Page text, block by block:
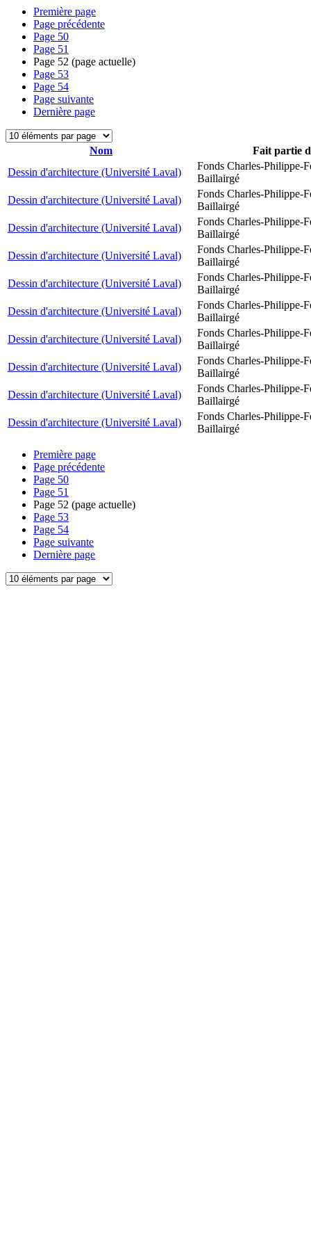
Première page
Page précédente
Page 50
Page 51
Page 52 (page actuelle)
Page 53
Page 54
Page suivante
Dernière page
Nom
Fait partie
Dessin d'architecture (Université Laval)
Fonds Charles-Philippe-
Baillairgé
Dessin d'architecture (Université Laval)
Fonds Charles-Philippe-
Baillairgé
Dessin d'architecture (Université Laval)
Fonds Charles-Philippe-
Baillairgé
Dessin d'architecture (Université Laval)
Fonds Charles-Philippe-
Baillairgé
Dessin d'architecture (Université Laval)
Fonds Charles-Philippe-
Baillairgé
Dessin d'architecture (Université Laval)
Fonds Charles-Philippe-
Baillairgé
Dessin d'architecture (Université Laval)
Fonds Charles-Philippe-
Baillairgé
Dessin d'architecture (Université Laval)
Fonds Charles-Philippe-
Baillairgé
Dessin d'architecture (Université Laval)
Fonds Charles-Philippe-
Baillairgé
Dessin d'architecture (Université Laval)
Fonds Charles-Philippe-
Baillairgé
Première page
Page précédente
Page 50
Page 51
Page 52 (page actuelle)
Page 53
Page 54
Page suivante
Dernière page